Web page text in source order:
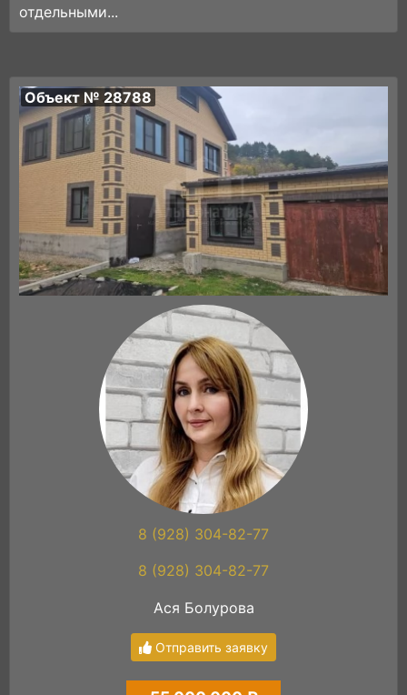
отдельными...
Объект № 28788
8 (928) 304-82-77
8 (928) 304-82-77
Ася Болурова
Отправить заявку